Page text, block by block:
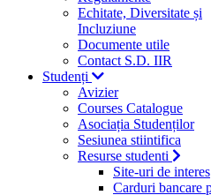
Echitate, Diversitate și
Incluziune
Documente utile
Contact S.D. IIR
Studenți
Avizier
Courses Catalogue
Asociația Studenților
Sesiunea stiintifica
Resurse studenti
Site-uri de interes
Carduri bancare